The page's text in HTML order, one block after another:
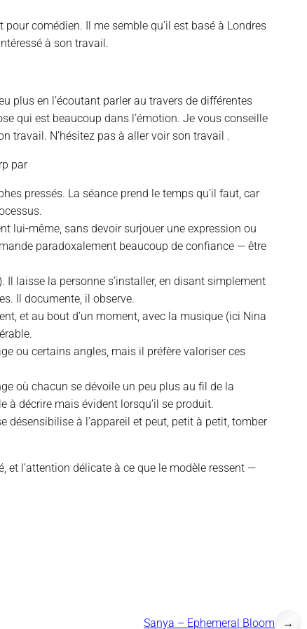
comédien. Il me semble qu’il est basé à Londres
à son travail.
plus en l’écoutant parler au travers de différentes
qui est beaucoup dans l’émotion. Je vous conseille
travail. N’hésitez pas à aller voir son travail .
par
pressés. La séance prend le temps qu’il faut, car
lui-même, sans devoir surjouer une expression ou
paradoxalement beaucoup de confiance — être
laisse la personne s’installer, en disant simplement
Il documente, il observe.
et au bout d’un moment, avec la musique (ici Nina
ou certains angles, mais il préfère valoriser ces
où chacun se dévoile un peu plus au fil de la
à décrire mais évident lorsqu’il se produit.
désensibilise à l’appareil et peut, petit à petit, tomber
et l’attention délicate à ce que le modèle ressent —
Sanya – Ephemeral Bloom →